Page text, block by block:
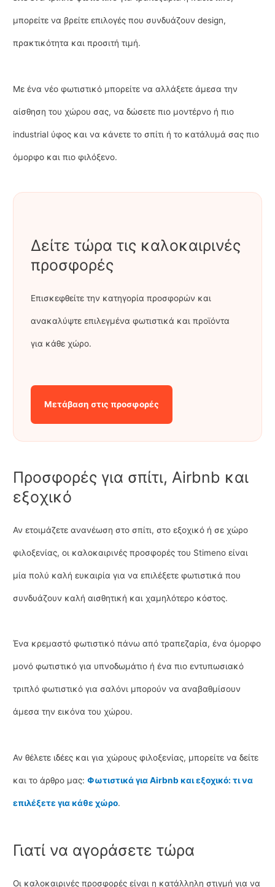
μπορείτε να βρείτε επιλογές που συνδυάζουν design,
πρακτικότητα και προσιτή τιμή.
Με ένα νέο φωτιστικό μπορείτε να αλλάξετε άμεσα την
αίσθηση του χώρου σας, να δώσετε πιο μοντέρνο ή πιο
industrial ύφος και να κάνετε το σπίτι ή το κατάλυμά σας πιο
όμορφο και πιο φιλόξενο.
Δείτε τώρα τις καλοκαιρινές
προσφορές
Επισκεφθείτε την κατηγορία προσφορών και
ανακαλύψτε επιλεγμένα φωτιστικά και προϊόντα
για κάθε χώρο.
Μετάβαση στις προσφορές
Προσφορές για σπίτι, Airbnb και
εξοχικό
Αν ετοιμάζετε ανανέωση στο σπίτι, στο εξοχικό ή σε χώρο
φιλοξενίας, οι καλοκαιρινές προσφορές του Stimeno είναι
μία πολύ καλή ευκαιρία για να επιλέξετε φωτιστικά που
συνδυάζουν καλή αισθητική και χαμηλότερο κόστος.
Ένα κρεμαστό φωτιστικό πάνω από τραπεζαρία, ένα όμορφο
μονό φωτιστικό για υπνοδωμάτιο ή ένα πιο εντυπωσιακό
τριπλό φωτιστικό για σαλόνι μπορούν να αναβαθμίσουν
άμεσα την εικόνα του χώρου.
Αν θέλετε ιδέες και για χώρους φιλοξενίας, μπορείτε να δείτε
και το άρθρο μας:Φωτιστικά για Airbnb και εξοχικό: τι να
επιλέξετε για κάθε χώρο.
Γιατί να αγοράσετε τώρα
Οι καλοκαιρινές προσφορές είναι η κατάλληλη στιγμή για να